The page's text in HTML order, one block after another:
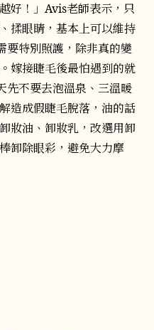
好！」Avis老師表示，只
揉眼睛，基本上可以維持
要特別照護，除非真的變
嫁接睫毛後最怕遇到的就
先不要去泡溫泉、三溫暖
造成假睫毛脫落，油的話
妝油、卸妝乳，改選用卸
卸除眼彩，避免大力摩